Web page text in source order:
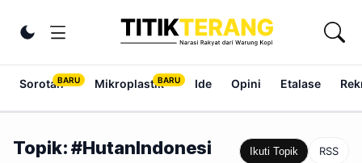
Ubah tema
Sorotan Mikroplastik Ide Opini Etalase
Topik: #HutanIndonesi Ikuti Topik RSS